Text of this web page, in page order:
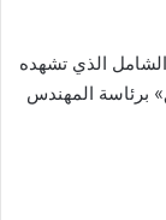
الذي تشهده
برئاسة المهندس